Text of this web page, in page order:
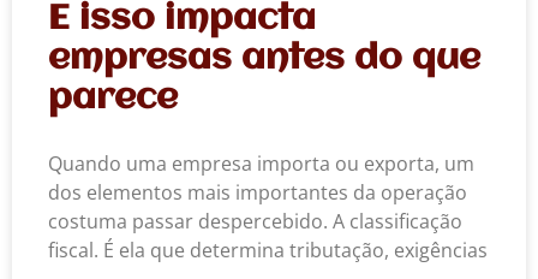
E isso impacta
empresas antes do que
parece
Quando uma empresa importa ou exporta, um
dos elementos mais importantes da operação
costuma passar despercebido. A classificação
fiscal. É ela que determina tributação, exigências